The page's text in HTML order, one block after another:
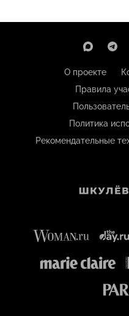
О проекте
Правила
Политика
Рекомендательные